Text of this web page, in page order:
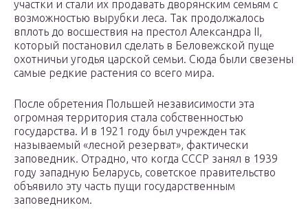
участки и стали их продавать дворянским семьям с
возможностью вырубки леса. Так продолжалось
вплоть до восшествия на престол Александра II,
который постановил сделать в Беловежской пуще
охотничьи угодья царской семьи. Сюда были свезены
самые редкие растения со всего мира.
После обретения Польшей независимости эта
огромная территория стала собственностью
государства. И в 1921 году был учрежден так
называемый «лесной резерват», фактически
заповедник. Отрадно, что когда СССР занял в 1939
году западную Беларусь, советское правительство
объявило эту часть пущи государственным
заповедником.